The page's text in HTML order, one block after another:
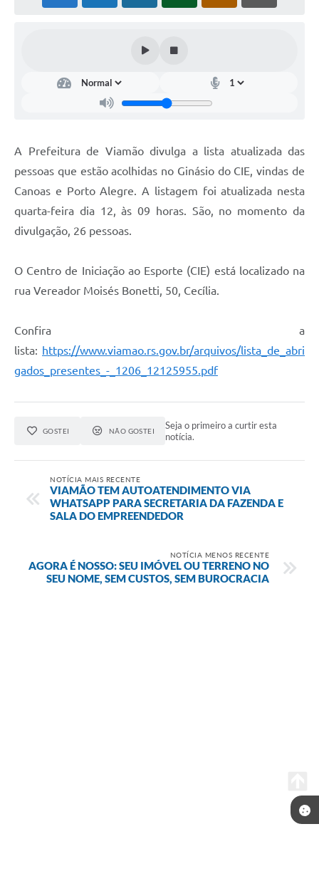
A Prefeitura de Viamão divulga a lista atualizada das
pessoas que estão acolhidas no Ginásio do CIE, vindas de
Canoas e Porto Alegre. A listagem foi atualizada nesta
quarta-feira dia 12, às 09 horas. São, no momento da
divulgação, 26 pessoas.
O Centro de Iniciação ao Esporte (CIE) está localizado na
rua Vereador Moisés Bonetti, 50, Cecília.
Confira a
lista: https://www.viamao.rs.gov.br/arquivos/lista_de_abri
gados_presentes_-_1206_12125955.pdf
GOSTEI NÃO GOSTEI
Seja o primeiro a curtir esta
notícia.
NOTÍCIA MAIS RECENTE
VIAMÃO TEM AUTOATENDIMENTO VIA
WHATSAPP PARA SECRETARIA DA FAZENDA E
SALA DO EMPREENDEDOR
NOTÍCIA MENOS RECENTE
AGORA É NOSSO: SEU IMÓVEL OU TERRENO NO
SEU NOME, SEM CUSTOS, SEM BUROCRACIA